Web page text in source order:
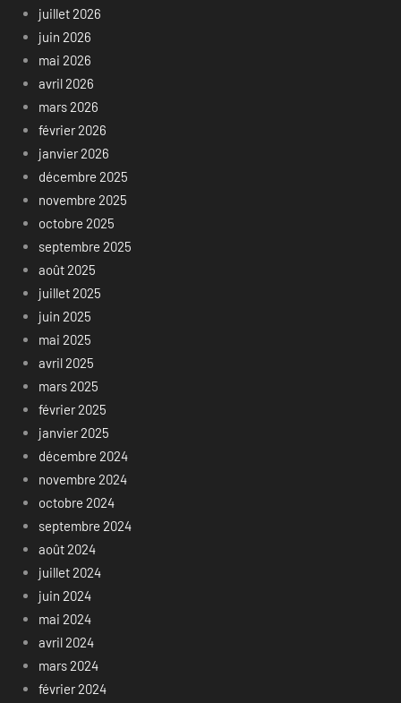
juillet 2026
juin 2026
mai 2026
avril 2026
mars 2026
février 2026
janvier 2026
décembre 2025
novembre 2025
octobre 2025
septembre 2025
août 2025
juillet 2025
juin 2025
mai 2025
avril 2025
mars 2025
février 2025
janvier 2025
décembre 2024
novembre 2024
octobre 2024
septembre 2024
août 2024
juillet 2024
juin 2024
mai 2024
avril 2024
mars 2024
février 2024